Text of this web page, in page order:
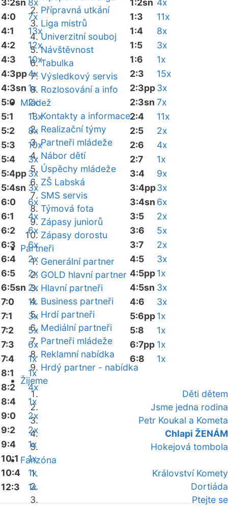
Přípravná utkání
Liga mistrů
Univerzitní souboj
Návštěvnost
Tabulka
Výsledkový servis
Rozlosování a info
Mládež
Kontakty a informace
Realizační týmy
Partneři mládeže
Nábor dětí
Úspěchy mládeže
ZŠ Labská
SMS servis
Týmová fota
Zápasy juniorů
Zápasy dorostu
Partneři
Generální partner
GOLD hlavní partner
Hlavní partneři
Business partneři
Hrdí partneři
Mediální partneři
Partneři mládeže
Reklamní nabídka
Hrdý partner - nabídka
Žijeme
Děti dětem
Jsme jedna rodina
Petr Koukal a Kometa
Chlapi ŽENÁM
Hokejová tombola
Fanzóna
Království Komety
Dortiáda
Ptejte se
3:2sn 8x
4:0
7x
4:1
13x
4:2
12x
4:3
10x
4:3pp4x
4:3sn 1x
5:0
2x
5:1
13x
5:2
8x
5:3
10x
5:4
3x
5:4pp3x
5:4sn 3x
6:0
6x
6:1
4x
6:2
6x
6:3
6x
6:4
2x
6:5
2x
6:5sn 2x
7:0
1x
7:1
3x
7:2
5x
7:3
6x
7:4
1x
8:1
1x
8:2
4x
8:4
1x
9:0
2x
9:2
2x
9:4
1x
10:1
1x
10:4
1x
12:3
1x
1:2sn 4x
1:3
11x
1:4
8x
1:5
3x
1:6
1x
2:3
15x
2:3pp3x
2:3sn 7x
2:4
11x
2:5
2x
2:6
4x
2:7
1x
3:4
9x
3:4pp3x
3:4sn 6x
3:5
2x
3:6
5x
3:7
2x
4:5
3x
4:5pp1x
4:5sn 3x
4:6
3x
5:6pp1x
5:8
1x
6:7pp 1x
6:8
1x